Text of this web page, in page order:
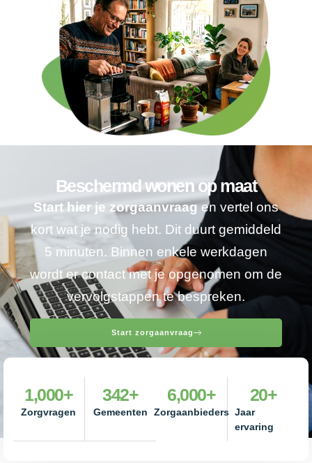
Beschermd wonen op maat
Start hier je zorgaanvraagen vertel ons
kort wat je nodig hebt. Dit duurt gemiddeld
5 minuten. Binnen enkele werkdagen
wordt er contact met je opgenomen om de
vervolgstappen te bespreken.
Start zorgaanvraag
Zorgvragen
1,000+
Gemeenten
342+
Zorgaanbieders
6,000+
Jaar
ervaring
20+